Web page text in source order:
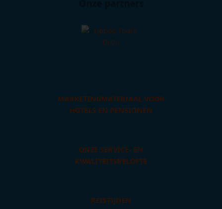
MARKETINGMATERIAAL VOOR
HOTELS EN PENSIONEN
ONZE SERVICE- EN
KWALITEITSBELOFTE
REISTIJDEN